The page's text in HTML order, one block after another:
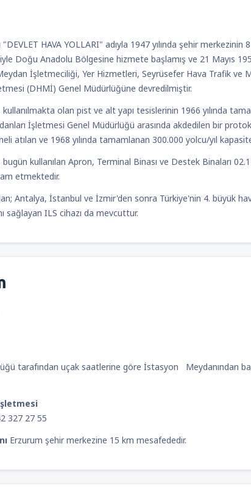
Kalkışİzmir, İzmir Adnan
"DEVLET HAVA YOLLARI" adıyla 1947 yılında şehir
Doğu Anadolu Bölgesine hizmete başlamış ve 21 Mayıs
İşletmeciliği, Yer Hizmetleri, Seyrüsefer Hava Trafik
(DHMİ) Genel Müdürlüğüne devredilmiştir.
olan pist ve alt yapı tesislerinin 1966 yılında
İşletmesi Genel Müdürlüğü arasında akdedilen bir
atılan ve 1968 yılında tamamlanan 300.000 yolcu/yıl
bugün kullanılan Apron, Terminal Binası ve Destek Binaları
etmektedir.
Antalya, İstanbul ve İzmir'den sonra Türkiye'nin 4. büyük
sağlayan ILS cihazı da mevcuttur.
tarafından uçak saatlerine göre İstasyon Meydanından
327 27 55
Erzurum şehir merkezine 15 km mesafededir.